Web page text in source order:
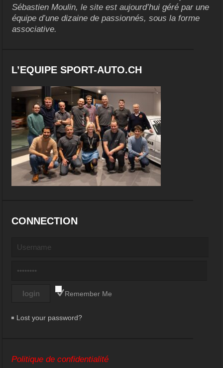
Sébastien Moulin, le site est aujourd’hui géré par une
équipe d’une dizaine de passionnés, sous la forme
associative.
L’EQUIPE SPORT-AUTO.CH
CONNECTION
Remember Me
Lost your password?
Politique de confidentialité